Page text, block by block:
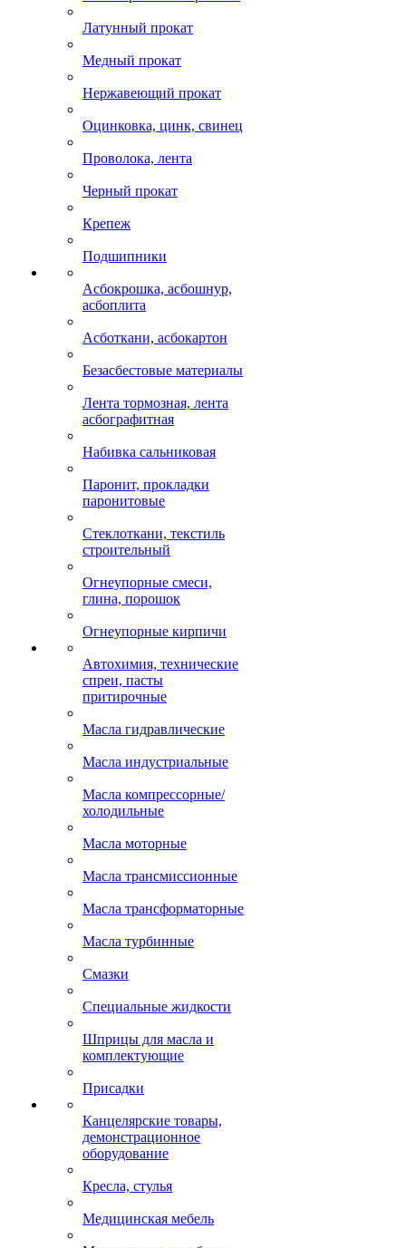
Латунный прокат
Медный прокат
Нержавеющий прокат
Оцинковка, цинк, свинец
Проволока, лента
Черный прокат
Крепеж
Подшипники
Асбокрошка, асбошнур,
асбоплита
Асботкани, асбокартон
Безасбестовые материалы
Лента тормозная, лента
асбографитная
Набивка сальниковая
Паронит, прокладки
паронитовые
Стеклоткани, текстиль
строительный
Огнеупорные смеси,
глина, порошок
Огнеупорные кирпичи
Автохимия, технические
спреи, пасты
притирочные
Масла гидравлические
Масла индустриальные
Масла компрессорные/
холодильные
Масла моторные
Масла трансмиссионные
Масла трансформаторные
Масла турбинные
Смазки
Специальные жидкости
Шприцы для масла и
комплектующие
Присадки
Канцелярские товары,
демонстрационное
оборудование
Кресла, стулья
Медицинская мебель